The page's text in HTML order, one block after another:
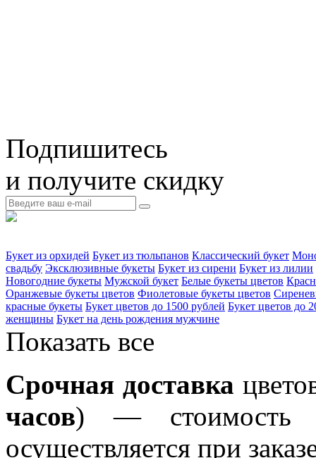
Подпишитесь
и получите скидку
Букет из орхидей Букет из тюльпанов Классический букет
свадьбу Эксклюзивные букеты Букет из сирени Букет из лилии
Новогодние букеты Мужской букет Белые букеты цветов
Оранжевые букеты цветов Фиолетовые букеты цветов
красные букеты Букет цветов до 1500 рублей Букет цветов до
женщины Букет на день рождения мужчине
Показать все
Срочная доставка
часов) — стоимость
осуществляется при